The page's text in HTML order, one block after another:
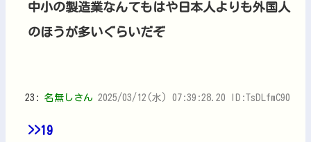
中小の製造業なんてもはや日本人よりも外国人
のほうが多いぐらいだぞ
23: 名無しさん 2025/03/12(水) 07:39:28.20 ID:TsDLfmC90
>>19